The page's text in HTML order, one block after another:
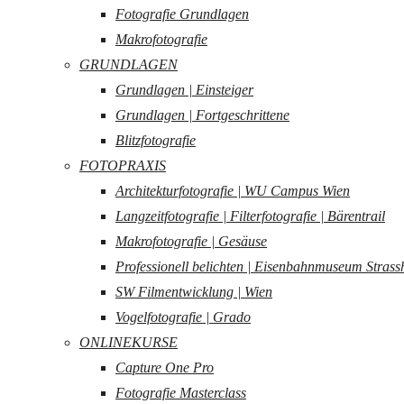
Fotografie Grundlagen
Makrofotografie
GRUNDLAGEN
Grundlagen | Einsteiger
Grundlagen | Fortgeschrittene
Blitzfotografie
FOTOPRAXIS
Architekturfotografie | WU Campus Wien
Langzeitfotografie | Filterfotografie | Bärentrail
Makrofotografie | Gesäuse
Professionell belichten | Eisenbahnmuseum
SW Filmentwicklung | Wien
Vogelfotografie | Grado
ONLINEKURSE
Capture One Pro
Fotografie Masterclass